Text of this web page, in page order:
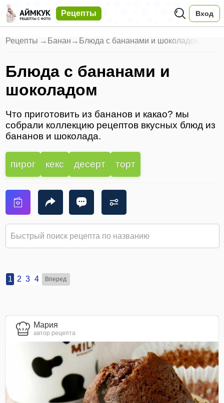
Рецепты Вход
Рецепты → Банан → Блюда с бананами и шоколадом
Блюда с бананами и
шоколадом
Что приготовить из бананов и какао? мы
собрали коллекцию рецептов вкусных блюд из
бананов и шоколада.
пирог кекс десерт торт
1 2 3 4 Вперед
Мария
автор рецепта